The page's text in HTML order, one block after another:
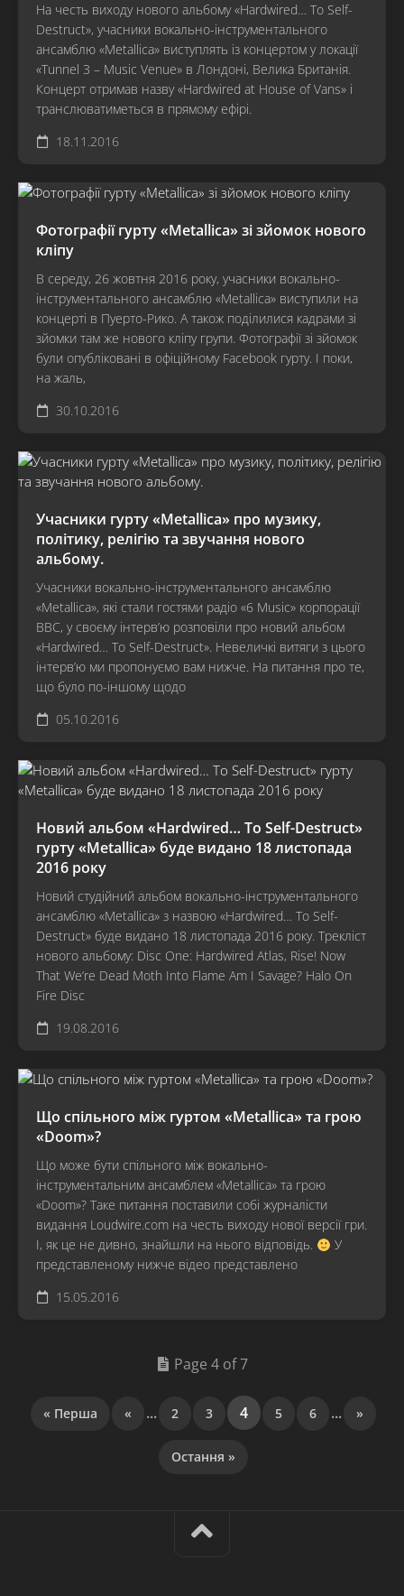
На честь виходу нового альбому «Hardwired… To Self-
Destruct», учасники вокально-інструментального
ансамблю «Metallica» виступлять із концертом у локації
«Tunnel 3 – Music Venue» в Лондоні, Велика Британія.
Концерт отримав назву «Hardwired at House of Vans» і
транслюватиметься в прямому ефірі.
18.11.2016
Фотографії гурту «Metallica» зі зйомок нового
кліпу
В середу, 26 жовтня 2016 року, учасники вокально-
інструментального ансамблю «Metallica» виступили на
концерті в Пуерто-Рико. А також поділилися кадрами зі
зйомки там же нового кліпу групи. Фотографії зі зйомок
були опубліковані в офіційному Facebook гурту. І поки,
на жаль,
30.10.2016
Учасники гурту «Metallica» про музику,
політику, релігію та звучання нового
альбому.
Учасники вокально-інструментального ансамблю
«Metallica», які стали гостями радіо «6 Music» корпорації
BBC, у своєму інтерв’ю розповіли про новий альбом
«Hardwired… To Self-Destruct». Невеличкі витяги з цього
інтерв’ю ми пропонуємо вам нижче. На питання про те,
що було по-іншому щодо
05.10.2016
Новий альбом «Hardwired… To Self-Destruct»
гурту «Metallica» буде видано 18 листопада
2016 року
Новий студійний альбом вокально-інструментального
ансамблю «Metallica» з назвою «Hardwired… To Self-
Destruct» буде видано 18 листопада 2016 року. Трекліст
нового альбому: Disc One: Hardwired Atlas, Rise! Now
That We’re Dead Moth Into Flame Am I Savage? Halo On
Fire Disc
19.08.2016
Що спільного між гуртом «Metallica» та грою
«Doom»?
Що може бути спільного між вокально-
інструментальним ансамблем «Metallica» та грою
«Doom»? Таке питання поставили собі журналісти
видання Loudwire.com на честь виходу нової версії гри.
І, як це не дивно, знайшли на нього відповідь.
У
представленому нижче відео представлено
15.05.2016
Page 4 of 7
« Перша « ... 2 3 4 5 6 ... »
Остання »